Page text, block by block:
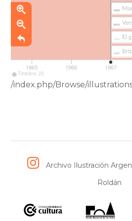
Timeline JS
1965 1966 1967
/index.php/Browse/
Archivo Ilustración
Roldán